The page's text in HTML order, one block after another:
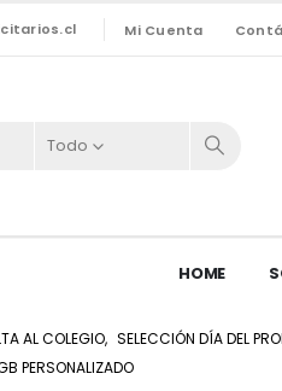
Mi Cuenta
Todo
HOME
AL COLEGIO, SELECCIÓN DÍA DEL
PERSONALIZADO